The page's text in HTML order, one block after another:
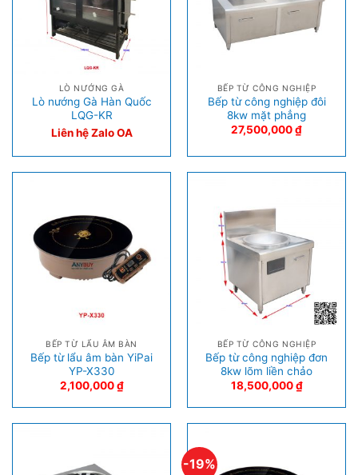
LÒ NƯỚNG GÀ
Lò nướng Gà Hàn Quốc
LQG-KR
Liên hệ Zalo OA
BẾP TỪ CÔNG NGHIỆP
Bếp từ công nghiệp đôi
8kw mặt phẳng
27,500,000₫
BẾP TỪ LẨU ÂM BÀN
Bếp từ lẩu âm bàn YiPai
YP-X330
2,100,000₫
BẾP TỪ CÔNG NGHIỆP
Bếp từ công nghiệp đơn
8kw lõm liền chảo
18,500,000₫
-19%